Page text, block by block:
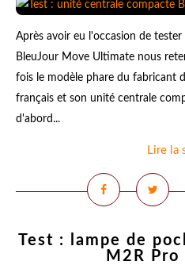
Après avoir eu l'occasion de
BleuJour Move Ultimate nous
fois le modèle phare du fabricant
français et son unité centrale
d'abord...
Lire la
Test : lampe de
M2R